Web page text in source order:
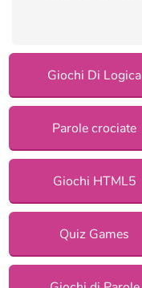
Giochi Di Logica
Parole crociate
Giochi HTML5
Quiz Games